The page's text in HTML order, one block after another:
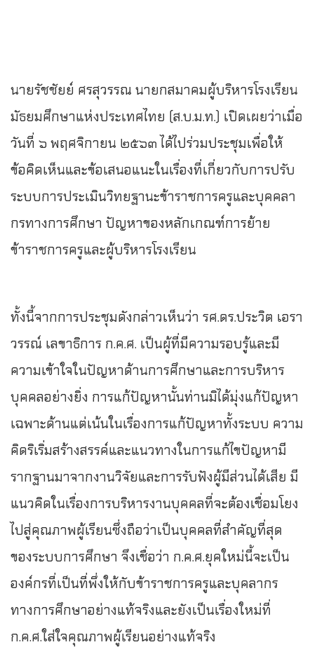
นายรัชชัยย์ ศรสุวรรณ นายกสมาคมผู้บริหารโรงเรียน
มัธยมศึกษาแห่งประเทศไทย (ส.บ.ม.ท.) เปิดเผยว่าเมื่อ
วันที่ ๖ พฤศจิกายน ๒๕๖๓ ได้ไปร่วมประชุมเพื่อให้
ข้อคิดเห็นและข้อเสนอแนะในเรื่องที่เกี่ยวกับการปรับ
ระบบการประเมินวิทยฐานะข้าราชการครูและบุคคลา
กรทางการศึกษา ปัญหาของหลักเกณฑ์การย้าย
ข้าราชการครูและผู้บริหารโรงเรียน
ทั้งนี้จากการประชุมดังกล่าวเห็นว่า รศ.ดร.ประวิต เอรา
วรรณ์ เลขาธิการ ก.ค.ศ. เป็นผู้ที่มีความรอบรู้และมี
ความเข้าใจในปัญหาด้านการศึกษาและการบริหาร
บุคคลอย่างยิ่ง การแก้ปัญหานั้นท่านมิได้มุ่งแก้ปัญหา
เฉพาะด้านแต่เน้นในเรื่องการแก้ปัญหาทั้งระบบ ความ
คิดริเริ่มสร้างสรรค์และแนวทางในการแก้ไขปัญหามี
รากฐานมาจากงานวิจัยและการรับฟังผู้มีส่วนได้เสีย มี
แนวคิดในเรื่องการบริหารงานบุคคลที่จะต้องเชื่อมโยง
ไปสู่คุณภาพผู้เรียนซึ่งถือว่าเป็นบุคคลที่สำคัญที่สุด
ของระบบการศึกษา จึงเชื่อว่า ก.ค.ศ.ยุคใหม่นี้จะเป็น
องค์กรที่เป็นที่พึ่งให้กับข้าราชการครูและบุคลากร
ทางการศึกษาอย่างแท้จริงและยังเป็นเรื่องใหม่ที่
ก.ค.ศ.ใส่ใจคุณภาพผู้เรียนอย่างแท้จริง